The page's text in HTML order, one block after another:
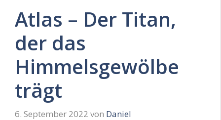
Atlas – Der Titan,
der das
Himmelsgewölbe
trägt
6. September 2022 von Daniel